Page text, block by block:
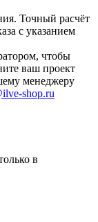
Точный расчёт
с указанием
чтобы
ваш проект
менеджеру
shop.ru
в